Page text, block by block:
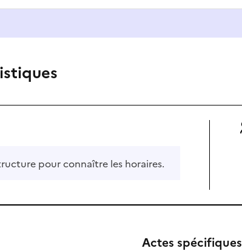
pour connaître les horaires.
Actes spécifiques